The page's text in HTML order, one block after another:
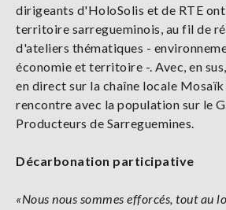
dirigeants d'HoloSolis et de RTE
territoire sarregueminois, au fil de
d'ateliers thématiques -
économie et territoire -. Avec, en
en direct sur la chaîne locale
rencontre avec la population sur le
Producteurs de Sarreguemines.
Décarbonation participative
«Nous nous sommes efforcés, tout au